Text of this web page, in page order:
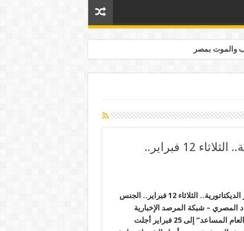
والموت بمصر
تعديلات “دستور العسكر” خطوة لتعزيز الديكتاتورية.. الثلاثاء 12 فبراير..
تعديلات “دستور العسكر” خطوة لتعزيز الديكتاتورية.. الثلاثاء 12 فبراير.. الجنس
المصري – شبكة المرصد الإخبارية
*تأجيل محاكمة 304 في هزلية “النائب العام المساعد” إلى 25 فبراير أجلت